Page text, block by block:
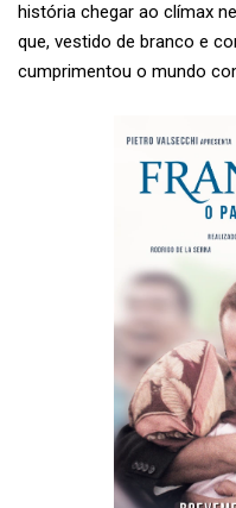
história chegar ao clímax
que, vestido de branco e
cumprimentou o mundo